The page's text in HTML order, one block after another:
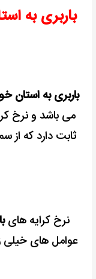
باربری به
باربری به استان
می باشد و نرخ
ثابت دارد که
نرخ کرایه های
عوامل های خیلی